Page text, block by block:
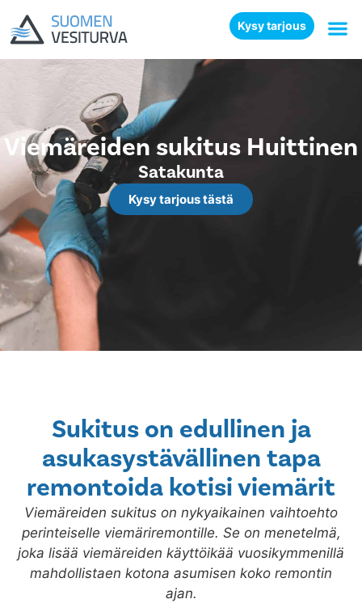
Kysy tarjous
Viemäreiden sukitus Huittinen
Satakunta
Kysy tarjous tästä
Sukitus on edullinen ja
asukasystävällinen tapa
remontoida kotisi viemärit
Viemäreiden sukitus on nykyaikainen vaihtoehto
perinteiselle viemäriremontille. Se on menetelmä,
joka lisää viemäreiden käyttöikää vuosikymmenillä
mahdollistaen kotona asumisen koko remontin
ajan.